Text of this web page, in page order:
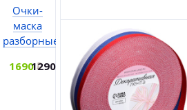
Очки-
маска
разборные
16901290